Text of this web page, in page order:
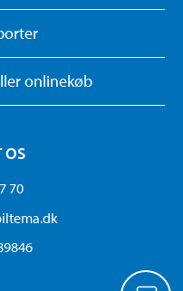
onlinekøb
OS
70